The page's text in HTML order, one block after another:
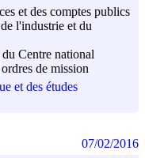
et des comptes publics
l'industrie et du
Centre national
de mission
et des études
07/02/2016